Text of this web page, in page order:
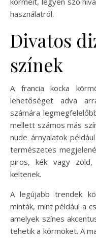
használatról.
Divatos
színek
A francia kocka
lehetőséget adva
számára
mellett számos más
nude árnyalatok
természetes
piros, kék vagy
keltenek.
A legújabb trendek
minták, mint például a
amelyek színes
tehetik a körmöket. A